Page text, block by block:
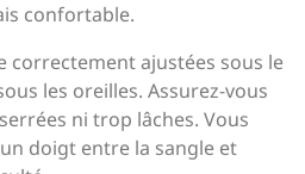
confortable.
correctement ajustées sous le
les oreilles. Assurez-vous
ni trop lâches. Vous
doigt entre la sangle et